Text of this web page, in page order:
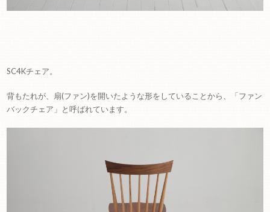
SC4Kチェア。
背もたれが、扇(ファン)を開いたような形をしていることから、「ファン
バックチェア」と呼ばれています。